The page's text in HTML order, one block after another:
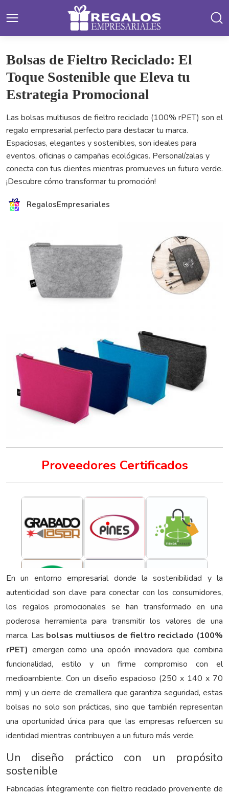
Bolsas de Fieltro Reciclado: El
Toque Sostenible que Eleva tu
Estrategia Promocional
Las bolsas multiusos de fieltro reciclado (100% rPET) son el
regalo empresarial perfecto para destacar tu marca.
Espaciosas, elegantes y sostenibles, son ideales para
eventos, oficinas o campañas ecológicas. Personalízalas y
conecta con tus clientes mientras promueves un futuro verde.
¡Descubre cómo transformar tu promoción!
RegalosEmpresariales
Proveedores Certificados
En un entorno empresarial donde la sostenibilidad y la
autenticidad son clave para conectar con los consumidores,
los regalos promocionales se han transformado en una
poderosa herramienta para transmitir los valores de una
marca. Las bolsas multiusos de fieltro reciclado (100%
rPET) emergen como una opción innovadora que combina
funcionalidad, estilo y un firme compromiso con el
medioambiente. Con un diseño espacioso (250 x 140 x 70
mm) y un cierre de cremallera que garantiza seguridad, estas
bolsas no solo son prácticas, sino que también representan
una oportunidad única para que las empresas refuercen su
identidad mientras contribuyen a un futuro más verde.
Un diseño práctico con un propósito
sostenible
Fabricadas íntegramente con fieltro reciclado proveniente de